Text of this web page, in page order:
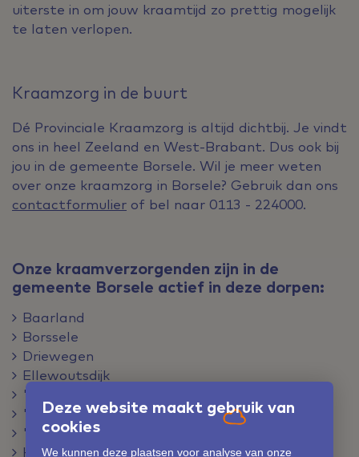
Deze website maakt gebruik van
cookies
We kunnen deze plaatsen voor analyse van onze
uiterste in om jouw kraamtijd zo prettig mogelijk
te laten verlopen.
Kraamzorg in de buurt
Dé Provinciale Kraamzorg is altijd dichtbij. Je vindt
ons in heel Zeeland en West-Brabant. Dus ook bij
jou in de gemeente Borsele. Wil je meer weten
over onze kraamzorg in Borsele? Gebruik dan ons
contactformulier of bel naar 0113 - 224000.
Onze kraamverzorgenden zijn in de
gemeente Borsele actief in deze dorpen:
Baarland
Borssele
Driewegen
Ellewoutsdijk
's-Gravenpolder
's-Heer Abtskerke
's-Heerenhoek
Heinkenszand